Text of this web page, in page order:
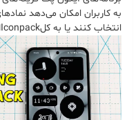
به کاربران امکان می‌دهد
انتخاب کنند یا به کلIconpack